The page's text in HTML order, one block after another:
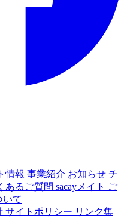
情報 事業紹介 お知らせ チ
あるご質問 sacayメイト ご
いて
サイトポリシー リンク集